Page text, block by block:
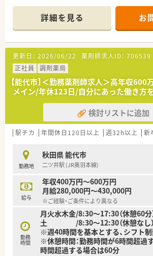
詳細を見る お
更新日： 2026/06/22 薬剤師求人ID： 706539
正社員
調剤薬局
【能代市】＜勤務薬剤師求人＞高年収
メイン/年休123日/自分にあった働き方
検討リストに追加
駅チカ 年間休日120日以上 週32h以上 新
勤務地
秋田県 能代市
二ツ井駅 (JR奥羽本線)
給与
年収400万円～600万円
月給280,000円～430,000円
※ご経験・ご条件により異なる
勤務
時間
月火水木金/8:30～17:30（休憩60分
土 /8:30～12:30（休憩なし）
※週40時間を基本とする、シフト
※休憩時間：勤務時間が6時間超過
時間超過する場合は60分